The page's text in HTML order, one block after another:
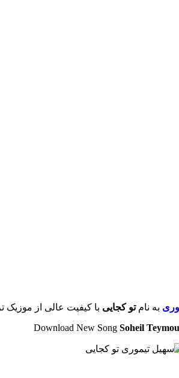
به نامتو کجایی با کیفیت عالی از موزیک
Download New Song Soheil